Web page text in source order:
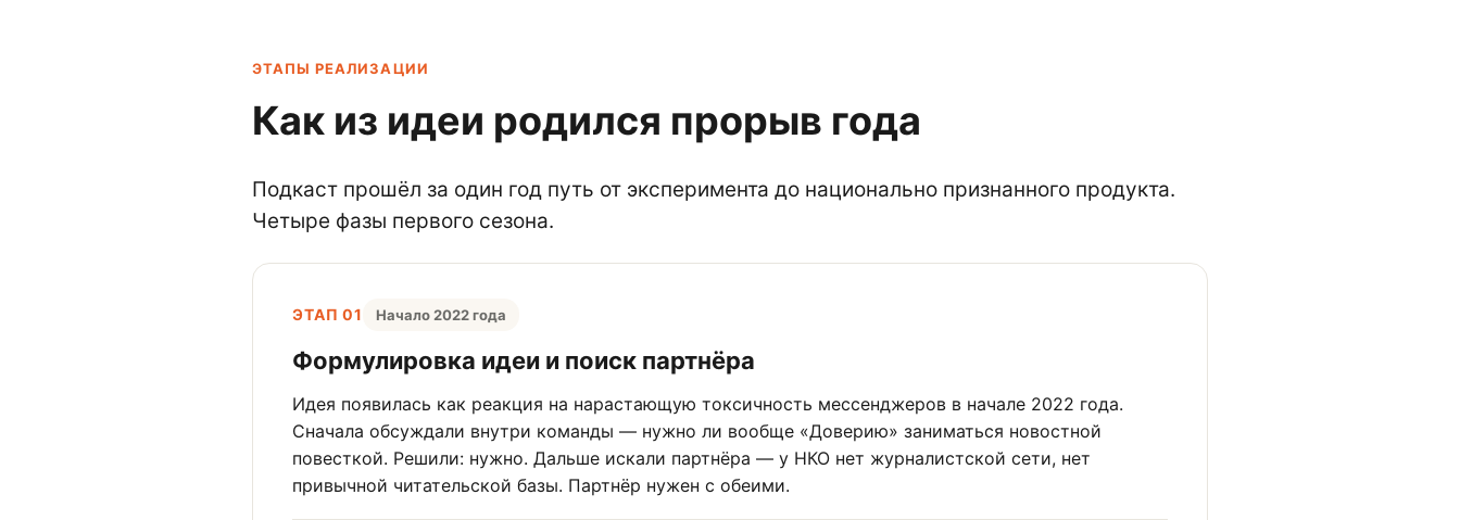
ЭТАПЫ РЕАЛИЗАЦИИ
Как из идеи родился прорыв года
Подкаст прошёл за один год путь от эксперимента до национально признанного продукта.
Четыре фазы первого сезона.
ЭТАП 01 Начало 2022 года
Формулировка идеи и поиск партнёра
Идея появилась как реакция на нарастающую токсичность мессенджеров в начале 2022 года.
Сначала обсуждали внутри команды — нужно ли вообще «Доверию» заниматься новостной
повесткой. Решили: нужно. Дальше искали партнёра — у НКО нет журналистской сети, нет
привычной читательской базы. Партнёр нужен с обеими.